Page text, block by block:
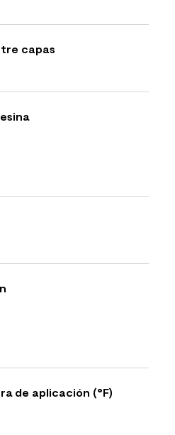
capas
de aplicación (°F)